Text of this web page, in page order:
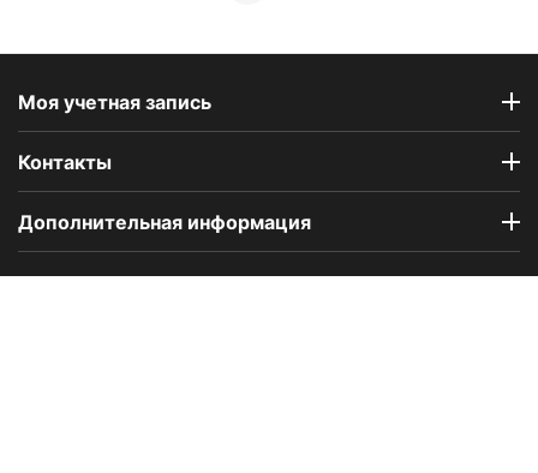
Моя учетная запись
Контакты
Дополнительная информация